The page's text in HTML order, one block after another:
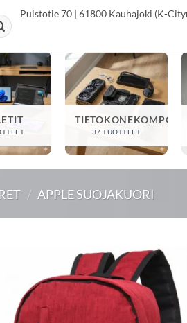
Puistotie 70 | 61800 Kauhajoki (K-
37 TUOTTEET
/ APPLE SUOJAKUORI